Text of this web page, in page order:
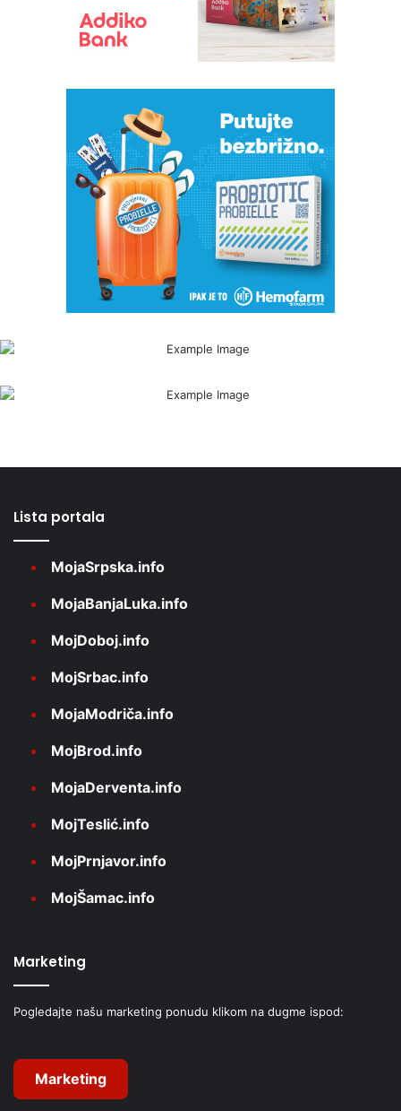
Lista portala
MojaSrpska.info
MojaBanjaLuka.info
MojDoboj.info
MojSrbac.info
MojaModriča.info
MojBrod.info
MojaDerventa.info
MojTeslić.info
MojPrnjavor.info
MojŠamac.info
Marketing
Pogledajte našu marketing ponudu klikom na dugme ispod:
Marketing